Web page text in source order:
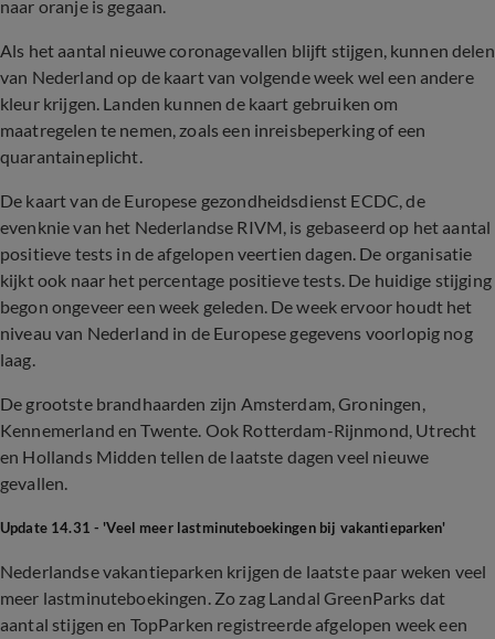
naar oranje is gegaan.
Als het aantal nieuwe coronagevallen blijft stijgen, kunnen delen
van Nederland op de kaart van volgende week wel een andere
kleur krijgen. Landen kunnen de kaart gebruiken om
maatregelen te nemen, zoals een inreisbeperking of een
quarantaineplicht.
De kaart van de Europese gezondheidsdienst ECDC, de
evenknie van het Nederlandse RIVM, is gebaseerd op het aantal
positieve tests in de afgelopen veertien dagen. De organisatie
kijkt ook naar het percentage positieve tests. De huidige stijging
begon ongeveer een week geleden. De week ervoor houdt het
niveau van Nederland in de Europese gegevens voorlopig nog
laag.
De grootste brandhaarden zijn Amsterdam, Groningen,
Kennemerland en Twente. Ook Rotterdam-Rijnmond, Utrecht
en Hollands Midden tellen de laatste dagen veel nieuwe
gevallen.
Update 14.31 - 'Veel meer lastminuteboekingen bij vakantieparken'
Nederlandse vakantieparken krijgen de laatste paar weken veel
meer lastminuteboekingen. Zo zag Landal GreenParks dat
aantal stijgen en TopParken registreerde afgelopen week een